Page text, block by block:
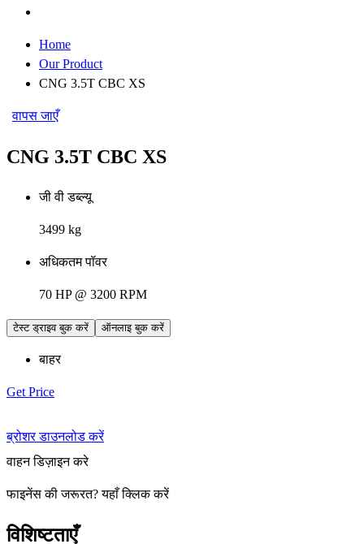
Home
Our Product
CNG 3.5T CBC XS
वापस जाएँ
CNG 3.5T CBC XS
जी वी डब्ल्यू
3499 kg
अधिकतम पॉवर
70 HP @ 3200 RPM
टेस्ट ड्राइव बुक करें ऑनलाइ बुक करें
बाहर
Get Price
ब्रोशर डाउनलोड करें
वाहन डिज़ाइन करे
फाइनेंस की जरूरत?यहाँ क्लिक करें
विशिष्टताएँ